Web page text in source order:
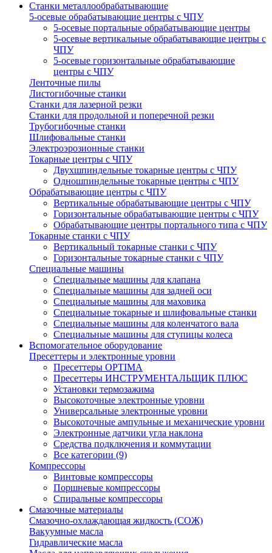
Станки металлообрабатывающие
5-осевые обрабатывающие центры с ЧПУ
5-осевые портальные обрабатывающие центры
5-осевые вертикальные обрабатывающие центры с
ЧПУ
5-осевые горизонтальные обрабатывающие
центры с ЧПУ
Ленточные пилы
Листогибочные станки
Станки для лазерной резки
Станки для продольной и поперечной резки
Трубогибочные станки
Шлифовальные станки
Электроэрозионные станки
Токарные центры с ЧПУ
Двухшпиндельные токарные центры с ЧПУ
Одношпиндельные токарные центры с ЧПУ
Обрабатывающие центры с ЧПУ
Вертикальные обрабатывающие центры с ЧПУ
Горизонтальные обрабатывающие центры с ЧПУ
Обрабатывающие центры портального типа с ЧПУ
Токарные станки с ЧПУ
Вертикальный токарные станки с ЧПУ
Горизонтальные токарные станки с ЧПУ
Специальные машины
Специальные машины для клапана
Специальные машины для задней оси
Специальные машины для маховика
Специальные токарные и шлифовальные станки
Специальные машины для коленчатого вала
Специальные машины для ступицы колеса
Вспомогательное оборудование
Пресеттеры и электронные уровни
Пресеттеры OPTIMA
Пресеттеры ИНСТРУМЕНТАЛЬЩИК ПЛЮС
Установки термозажима
Высокоточные электронные уровни
Универсальные электронные уровни
Высокоточные ампульные и механические уровни
Электронные датчики угла наклона
Средства подключения и коммутации
Все категории (9)
Компрессоры
Винтовые компрессоры
Поршневые компрессоры
Спиральные компрессоры
Смазочные материалы
Смазочно-охлаждающая жидкость (СОЖ)
Вакуумные масла
Гидравлические масла